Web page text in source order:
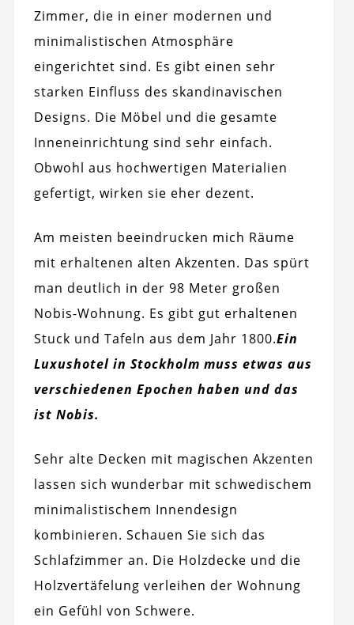
Zimmer, die in einer modernen und
minimalistischen Atmosphäre
eingerichtet sind. Es gibt einen sehr
starken Einfluss des skandinavischen
Designs. Die Möbel und die gesamte
Inneneinrichtung sind sehr einfach.
Obwohl aus hochwertigen Materialien
gefertigt, wirken sie eher dezent.
Am meisten beeindrucken mich Räume
mit erhaltenen alten Akzenten. Das spürt
man deutlich in der 98 Meter großen
Nobis-Wohnung. Es gibt gut erhaltenen
Stuck und Tafeln aus dem Jahr 1800.Ein
Luxushotel in Stockholm muss etwas aus
verschiedenen Epochen haben und das
ist Nobis.
Sehr alte Decken mit magischen Akzenten
lassen sich wunderbar mit schwedischem
minimalistischem Innendesign
kombinieren. Schauen Sie sich das
Schlafzimmer an. Die Holzdecke und die
Holzvertäfelung verleihen der Wohnung
ein Gefühl von Schwere.